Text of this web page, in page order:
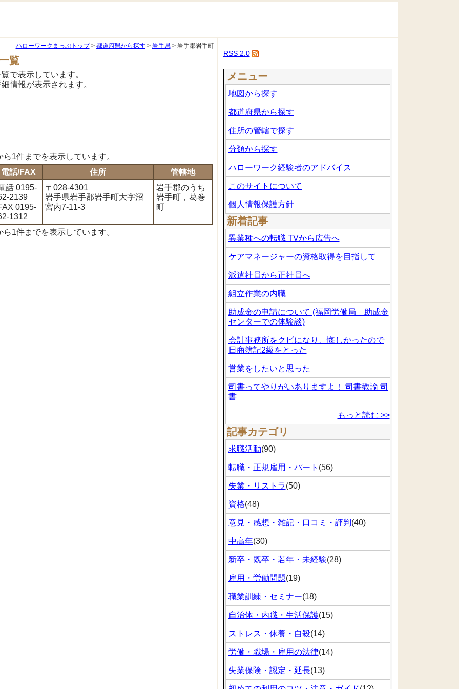
ハローワークまっぷトップ> 都道府県から探す> 岩手県> 岩手郡岩手町
覧
で表示しています。
情報が表示されます。
1件までを表示しています。
電話/FAX 住所
管轄地
話 0195-
2139
0195-
1312
〒028-4301
岩手県岩手郡岩手町大字沼
宮内7-11-3
岩手郡のうち
岩手町，葛巻
町
1件までを表示しています。
RSS 2.0
メニュー
地図から探す
都道府県から探す
住所の管轄で探す
分類から探す
ハローワーク経験者のアドバイス
このサイトについて
個人情報保護方針
新着記事
異業種への転職 TVから広告へ
ケアマネージャーの資格取得を目指して
派遣社員から正社員へ
組立作業の内職
助成金の申請について (福岡労働局 助成金
センターでの体験談)
会計事務所をクビになり、悔しかったので
日商簿記2級をとった
営業をしたいと思った
司書ってやりがいありますよ！ 司書教諭 司
書
もっと読む >>
記事カテゴリ
求職活動(90)
転職・正規雇用・パート (56)
失業・リストラ(50)
資格(48)
意見・感想・雑記・口コミ・評判 (40)
中高年(30)
新卒・既卒・若年・未経験(28)
雇用・労働問題(19)
職業訓練・セミナー(18)
自治体・内職・生活保護(15)
ストレス・休養・自殺(14)
労働・職場・雇用の法律(14)
失業保険・認定・延長(13)